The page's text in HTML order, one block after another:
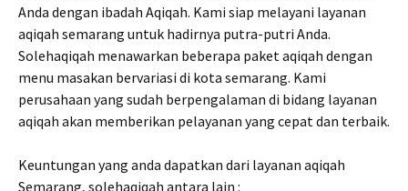
Anda dengan ibadah Aqiqah. Kami siap melayani layanan
aqiqah semarang untuk hadirnya putra-putri Anda.
Solehaqiqah menawarkan beberapa paket aqiqah dengan
menu masakan bervariasi di kota semarang. Kami
perusahaan yang sudah berpengalaman di bidang layanan
aqiqah akan memberikan pelayanan yang cepat dan terbaik.
Keuntungan yang anda dapatkan dari layanan aqiqah
Semarang, solehaqiqah antara lain :